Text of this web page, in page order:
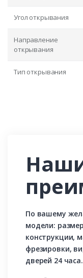
Угол открывания
Направление
открывания
Тип открывания
По вашему
модели:
конструкции,
фрезировки,
дверей 24 часа.